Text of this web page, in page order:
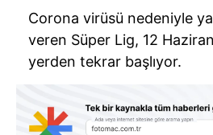
Corona virüsü nedeniyle
veren Süper Lig, 12
yerden tekrar başlıyor.